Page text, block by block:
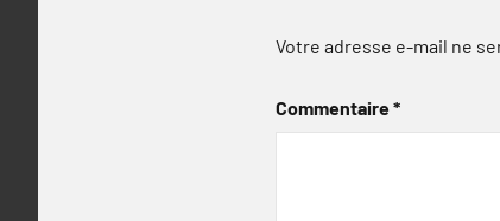
Votre adresse e-mail ne
Commentaire*